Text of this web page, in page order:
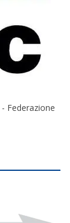
Federazione